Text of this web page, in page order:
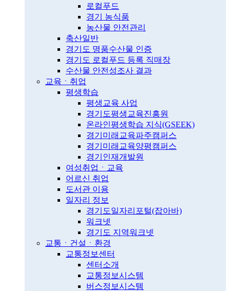
로컬푸드
경기 농식품
농산물 안전관리
축산일반
경기도 명품수산물 인증
경기도 로컬푸드 등록 직매장
수산물 안전성조사 결과
교육ㆍ취업
평생학습
평생교육 사업
경기도평생교육진흥원
온라인평생학습 지식(GSEEK)
경기미래교육파주캠퍼스
경기미래교육양평캠퍼스
경기인재개발원
여성취업ㆍ교육
어르신 취업
도서관 이용
일자리 정보
경기도일자리포털(잡아바)
워크넷
경기도 지역워크넷
교통ㆍ건설ㆍ환경
교통정보센터
센터소개
교통정보시스템
버스정보시스템